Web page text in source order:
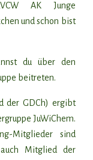
AK Junge
und schon bist
du über den
beitreten.
der GDCh) ergibt
JuWiChem.
Mitglieder sind
Mitglied der